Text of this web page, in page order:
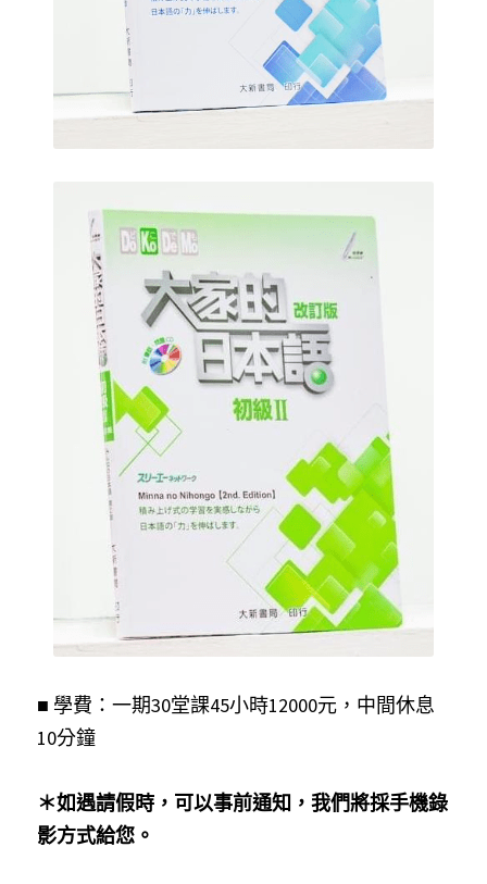
■ 學費：一期30堂課45小時12000元，中間休息
10分鐘
＊如遇請假時，可以事前通知，我們將採手機錄
影方式給您。